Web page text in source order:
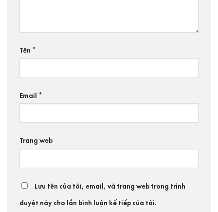
Tên *
Email *
Trang web
Lưu tên của tôi, email, và trang web trong trình
duyệt này cho lần bình luận kế tiếp của tôi.